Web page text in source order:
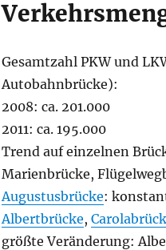
Gesamtzahl PKW und
Autobahnbrücke):
2008: ca. 201.000
2011: ca. 195.000
Trend auf einzelnen
Marienbrücke,
Augustusbrücke:
Albertbrücke,
größte Veränderung: